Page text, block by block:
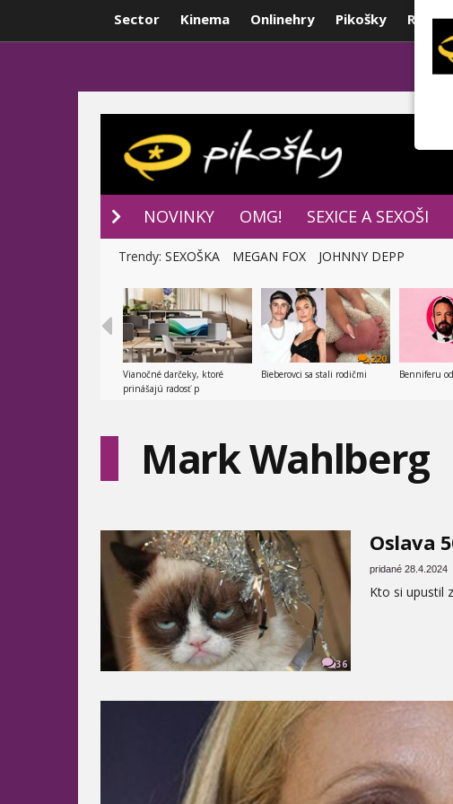
Sector Kinema Onlinehry Pikošky
NOVINKY OMG! SEXICE A SEXOŠI
Trendy: SEXOŠKA MEGAN FOX JOHNNY DEPP
Vianočné darčeky, ktoré
prinášajú radosť p
220
Bieberovci sa stali rodičmi
Benniferu
Mark Wahlberg
36
Oslava
pridané 28.4.2024
Kto si upustil